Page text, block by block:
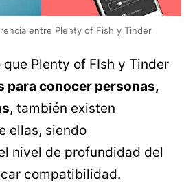
entre Plenty of Fish y Tinder
Plenty of FIsh y Tinder
para conocer personas,
, también existen
ellas, siendo
nivel de profundidad del
compatibilidad.